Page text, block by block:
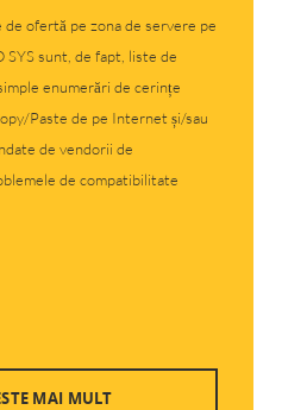
ofertă pe zona de servere pe
SYS sunt, de fapt, liste de
enumerări de cerințe
Paste de pe Internet și/sau
de vendorii de
de compatibilitate
MAI MULT